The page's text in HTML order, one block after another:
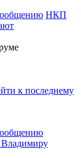
НКП
к последнему